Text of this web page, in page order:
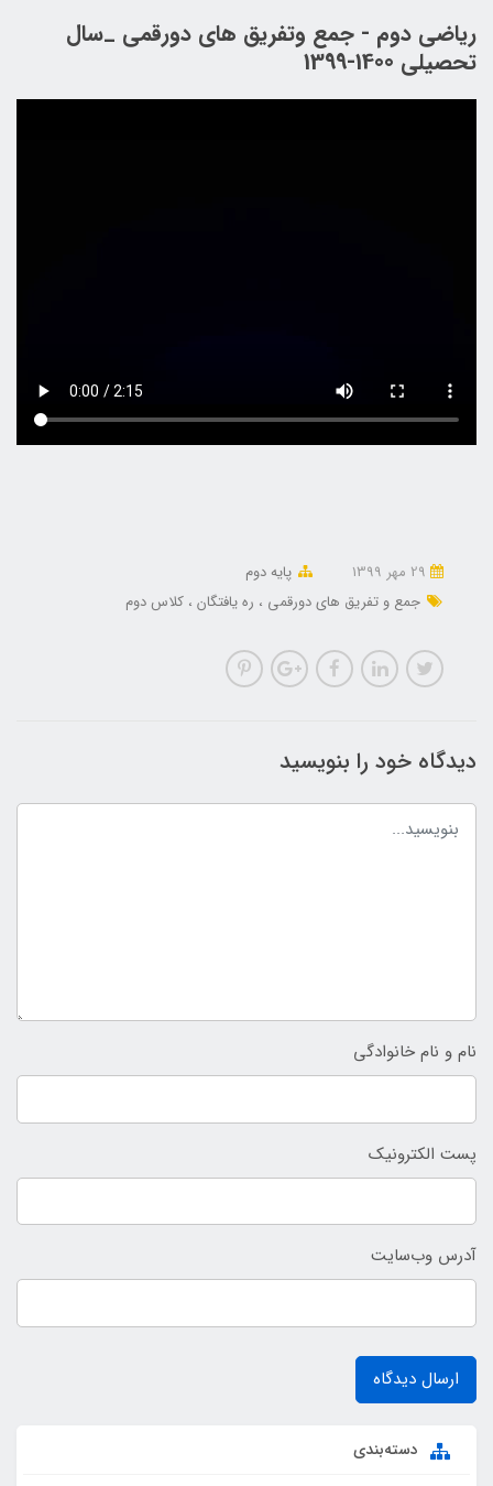
ریاضی دوم - جمع وتفریق های دورقمی _سال
تحصیلی 1400-1399
پایه دوم
جمع و تفریق های دورقمی
ره یافتگان کلاس دوم
دیدگاه خود را بنویسید
نام و نام خانوادگی
پست الکترونیک
آدرس وب‌سایت
ارسال دیدگاه
دسته‌بندی